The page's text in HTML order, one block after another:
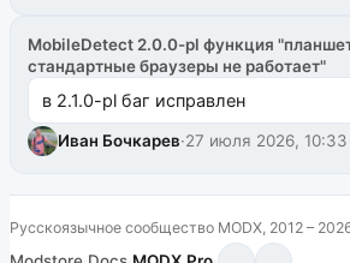
MobileDetect 2.0.0-pl функция
стандартные браузеры не работает"
в 2.1.0-pl баг исправлен
Иван Бочкарев·27 июля 2026, 10:33
Русскоязычное сообщество MODX, 2012 –